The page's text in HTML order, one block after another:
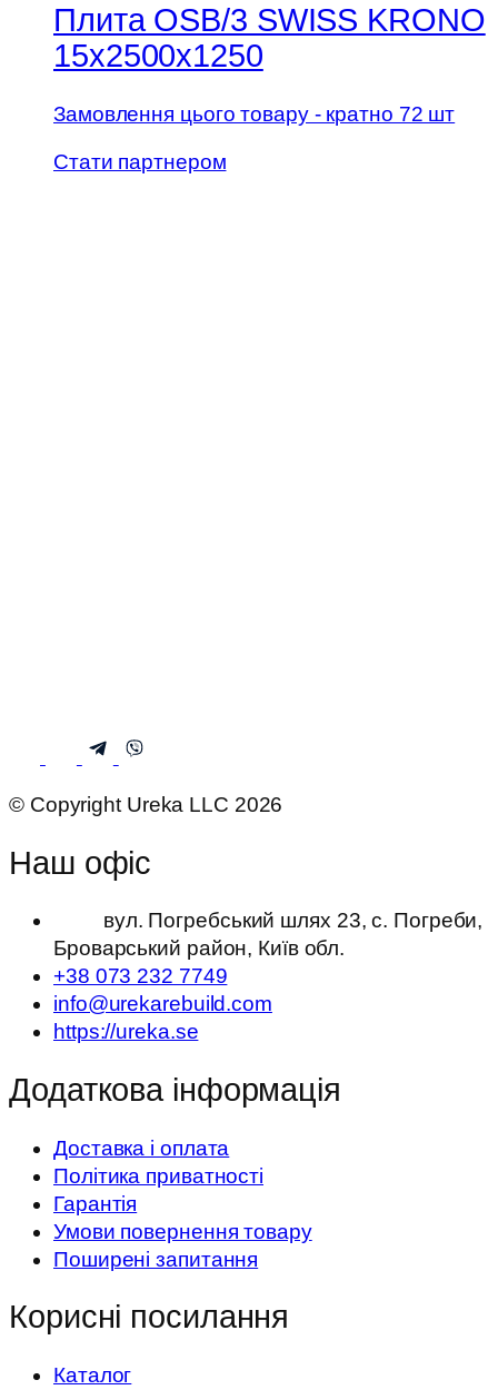
Плита OSB/3 SWISS KRONO
15х2500х1250
Замовлення цього товару - кратно 72 шт
Стати партнером
© Copyright Ureka LLC 2026
Наш офіс
вул. Погребський шлях 23, с. Погреби,
Броварський район, Київ обл.
+38 073 232 7749
info@urekarebuild.com
https://ureka.se
Додаткова інформація
Доставка і оплата
Політика приватності
Гарантія
Умови повернення товару
Поширені запитання
Корисні посилання
Каталог